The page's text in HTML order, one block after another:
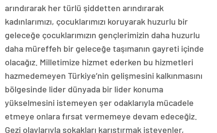
arındırarak her türlü şiddetten arındırarak
kadınlarımızı, çocuklarımızı koruyarak huzurlu bir
geleceğe çocuklarımızın gençlerimizin daha huzurlu
daha müreffeh bir geleceğe taşımanın gayreti içinde
olacağız. Milletimize hizmet ederken bu hizmetleri
hazmedemeyen Türkiye’nin gelişmesini kalkınmasını
bölgesinde lider dünyada bir lider konuma
yükselmesini istemeyen şer odaklarıyla mücadele
etmeye onlara fırsat vermemeye devam edeceğiz.
Gezi olaylarıyla sokakları karıştırmak isteyenler,